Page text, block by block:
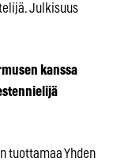
Julkisuus
kanssa
tuottamaa Yhden